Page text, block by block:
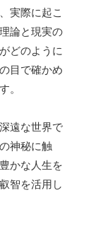
実際に起こ
論と現実の
どのように
目で確かめ
。
深遠な世界で
神秘に触
かな人生を
智を活用し